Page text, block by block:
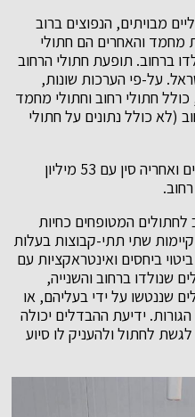
מבויתים, הנפוצים ברוב
מחמד והאחרים הם חתולי
ברחוב. תופעת חתולי הרחוב
על-פי הערכות שונות,
חתולים, כולל חתולי רחוב וחתולי מחמד
(לא כולל נתונים על חתולי
ארה"ב מובילה עם 75 מיליון חתולים ואחריה סין עם 53 מיליון
לחתולים המטופחים כחיות
שתי תתי-קבוצות בעלות
ביחסים ואינטראקציות עם
שנולדו ברחוב והשנייה,
שננטשו על ידי בעליהם, או
ידיעת ההבדלים יכולה
לחתול ולהעניק לו סיוע